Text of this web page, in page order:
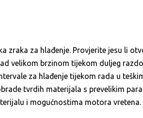
zraka za hlađenje. Provjerite jesu li
velikom brzinom tijekom duljeg
za hlađenje tijekom rada u
tvrdih materijala s prevelikim
i mogućnostima motora vretena.